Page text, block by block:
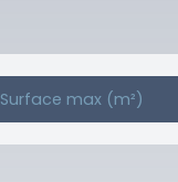
Surface max (m²)